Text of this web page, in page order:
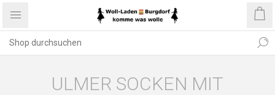
ULMER SOCKEN MIT